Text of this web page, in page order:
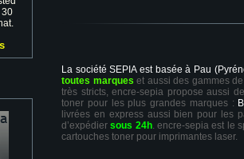
30
La société SEPIA est basée à Pau
toutes marques et aussi des gammes
très stricts, encre-sepia propose aussi
toner pour les plus grandes marques :
livrées en express aussi bien pour les
d’expédiersous 24h. encre-sepia est le
cartouches toner pour imprimantes laser.